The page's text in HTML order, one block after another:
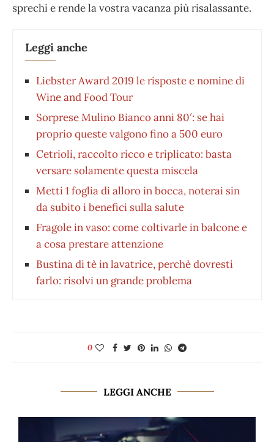
sprechi e rende la vostra vacanza più risalassante.
Leggi anche
Liebster Award 2019 le risposte e nomine di
Wine and Food Tour
Sorprese Mulino Bianco anni 80′: se hai
proprio queste valgono fino a 500 euro
Cetrioli, raccolto ricco e triplicato: basta
versare solamente questa miscela
Metti 1 foglia di alloro in bocca, noterai sin
da subito i benefici sulla salute
Fragole in vaso: come coltivarle in balcone e
a cosa prestare attenzione
Bustina di tè in lavatrice, perchè dovresti
farlo: risolvi un grande problema
0
LEGGI ANCHE